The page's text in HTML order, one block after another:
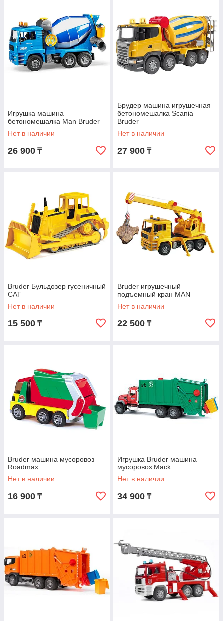
Игрушка машина
бетономешалка Man Bruder
Нет в наличии
26 900 ₸
Брудер машина игрушечная
бетономешалка Scania
Bruder
Нет в наличии
27 900 ₸
Bruder Бульдозер гусеничный
CAT
Нет в наличии
15 500 ₸
Bruder игрушечный
подъемный кран MAN
Нет в наличии
22 500 ₸
Bruder машина мусоровоз
Roadmax
Нет в наличии
16 900 ₸
Игрушка Bruder машина
мусоровоз Mack
Нет в наличии
34 900 ₸